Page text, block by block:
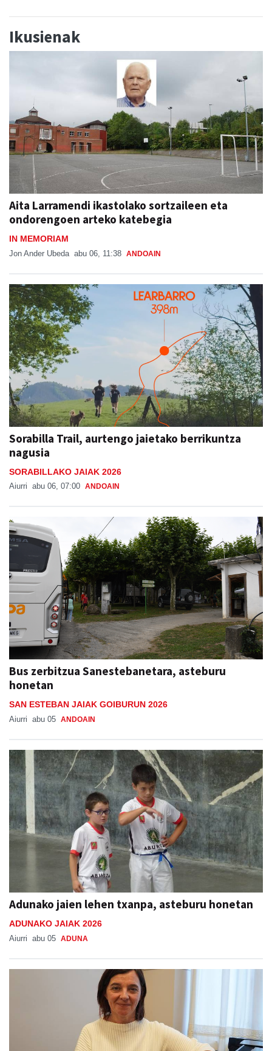
Ikusienak
Aita Larramendi ikastolako sortzaileen eta
ondorengoen arteko katebegia
IN MEMORIAM
Jon Ander Ubeda abu 06, 11:38 ANDOAIN
Sorabilla Trail, aurtengo jaietako berrikuntza
nagusia
SORABILLAKO JAIAK 2026
Aiurri abu 06, 07:00 ANDOAIN
Bus zerbitzua Sanestebanetara, asteburu
honetan
SAN ESTEBAN JAIAK GOIBURUN 2026
Aiurri abu 05 ANDOAIN
Adunako jaien lehen txanpa, asteburu honetan
ADUNAKO JAIAK 2026
Aiurri abu 05 ADUNA